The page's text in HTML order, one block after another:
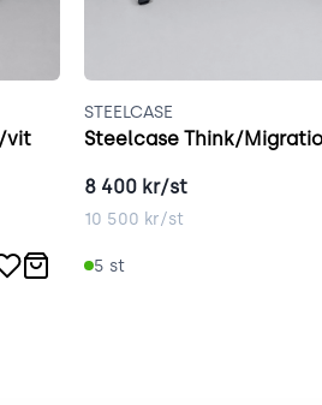
vit
STEELCASE
Steelcase Think/
8 400 kr/st
10 500 kr/st
5 st